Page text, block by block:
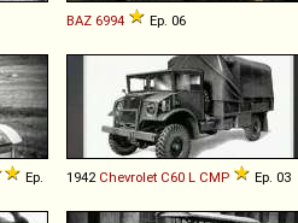
BAZ 6994 Ep. 06
Ep.
1942 Chevrolet C60 L CMP Ep. 03